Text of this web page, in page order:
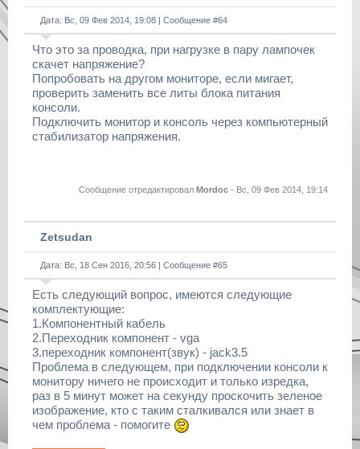
Дата: Вс, 09 Фев 2014, 19:08 | Сообщение #64
Что это за проводка, при нагрузке в пару лампочек
скачет напряжение?
Попробовать на другом мониторе, если мигает,
проверить заменить все литы блока питания
консоли.
Подключить монитор и консоль через компьютерный
стабилизатор напряжения.
Сообщение отредактировал Mordoc - Вс, 09 Фев 2014, 19:14
Zetsudan
Дата: Вс, 18 Сен 2016, 20:56 | Сообщение #65
Есть следующий вопрос, имеются следующие
комплектующие:
1.Компонентный кабель
2.Переходник компонент - vga
3.переходник компонент(звук) - jack3.5
Проблема в следующем, при подключении консоли к
монитору ничего не происходит и только изредка,
раз в 5 минут может на секунду проскочить зеленое
изображение, кто с таким сталкивался или знает в
чем проблема - помогите